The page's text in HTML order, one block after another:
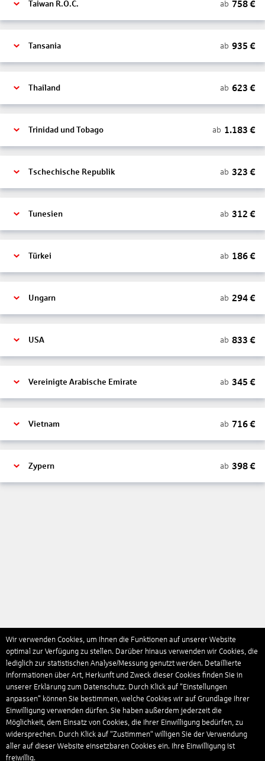
Taiwan R.O.C. ab 758€
Tansania ab 935 €
Thailand ab 623 €
Trinidad und Tobago ab 1.183 €
Tschechische Republik ab 323 €
Tunesien ab 312 €
Türkei ab 186€
Ungarn ab 294€
USA ab 833 €
Vereinigte Arabische Emirate ab 345 €
Vietnam ab 716€
Zypern ab 398€
Wir verwenden Cookies, um Ihnen die Funktionen auf unserer Website
optimal zur Verfügung zu stellen. Darüber hinaus verwenden wir Cookies, die
lediglich zur statistischen Analyse/Messung genutzt werden. Detaillierte
Informationen über Art, Herkunft und Zweck dieser Cookies finden Sie in
unserer Erklärung zum Datenschutz. Durch Klick auf "Einstellungen
anpassen" können Sie bestimmen, welche Cookies wir auf Grundlage Ihrer
Einwilligung verwenden dürfen. Sie haben außerdem jederzeit die
Möglichkeit, dem Einsatz von Cookies, die Ihrer Einwilligung bedürfen, zu
widersprechen. Durch Klick auf “Zustimmen“ willigen Sie der Verwendung
aller auf dieser Website einsetzbaren Cookies ein. Ihre Einwilligung ist
freiwillig.